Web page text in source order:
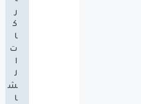
ر
ك
ا
ت
ا
ل
ش
ا